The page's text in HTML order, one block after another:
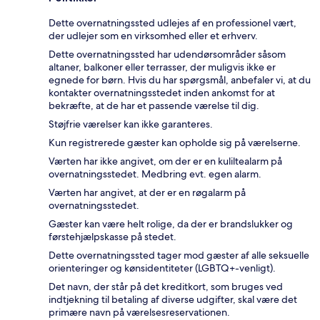
Dette overnatningssted udlejes af en professionel vært,
der udlejer som en virksomhed eller et erhverv.
Dette overnatningssted har udendørsområder såsom
altaner, balkoner eller terrasser, der muligvis ikke er
egnede for børn. Hvis du har spørgsmål, anbefaler vi, at du
kontakter overnatningsstedet inden ankomst for at
bekræfte, at de har et passende værelse til dig.
Støjfrie værelser kan ikke garanteres.
Kun registrerede gæster kan opholde sig på værelserne.
Værten har ikke angivet, om der er en kuliltealarm på
overnatningsstedet. Medbring evt. egen alarm.
Værten har angivet, at der er en røgalarm på
overnatningsstedet.
Gæster kan være helt rolige, da der er brandslukker og
førstehjælpskasse på stedet.
Dette overnatningssted tager mod gæster af alle seksuelle
orienteringer og kønsidentiteter (LGBTQ+-venligt).
Det navn, der står på det kreditkort, som bruges ved
indtjekning til betaling af diverse udgifter, skal være det
primære navn på værelsesreservationen.